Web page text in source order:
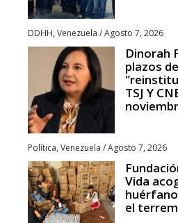
DDHH, Venezuela /Agosto 7, 2026
Dinorah
plazos de
TSJ Y
Política, Venezuela /Agosto 7, 2026
Vida
el